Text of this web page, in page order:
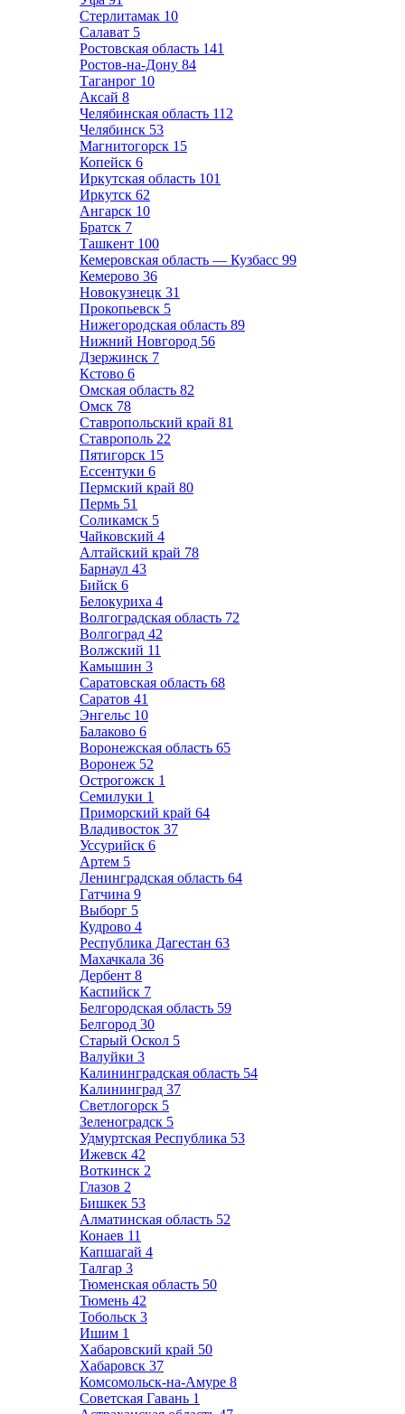
Стерлитамак 10
Салават 5
Ростовская область 141
Ростов-на-Дону 84
Таганрог 10
Аксай 8
Челябинская область 112
Челябинск 53
Магнитогорск 15
Копейск 6
Иркутская область 101
Иркутск 62
Ангарск 10
Братск 7
Ташкент 100
Кемеровская область — Кузбасс 99
Кемерово 36
Новокузнецк 31
Прокопьевск 5
Нижегородская область 89
Нижний Новгород 56
Дзержинск 7
Кстово 6
Омская область 82
Омск 78
Ставропольский край 81
Ставрополь 22
Пятигорск 15
Ессентуки 6
Пермский край 80
Пермь 51
Соликамск 5
Чайковский 4
Алтайский край 78
Барнаул 43
Бийск 6
Белокуриха 4
Волгоградская область 72
Волгоград 42
Волжский 11
Камышин 3
Саратовская область 68
Саратов 41
Энгельс 10
Балаково 6
Воронежская область 65
Воронеж 52
Острогожск 1
Семилуки 1
Приморский край 64
Владивосток 37
Уссурийск 6
Артем 5
Ленинградская область 64
Гатчина 9
Выборг 5
Кудрово 4
Республика Дагестан 63
Махачкала 36
Дербент 8
Каспийск 7
Белгородская область 59
Белгород 30
Старый Оскол 5
Валуйки 3
Калининградская область 54
Калининград 37
Светлогорск 5
Зеленоградск 5
Удмуртская Республика 53
Ижевск 42
Воткинск 2
Глазов 2
Бишкек 53
Алматинская область 52
Конаев 11
Капшагай 4
Талгар 3
Тюменская область 50
Тюмень 42
Тобольск 3
Ишим 1
Хабаровский край 50
Хабаровск 37
Комсомольск-на-Амуре 8
Советская Гавань 1